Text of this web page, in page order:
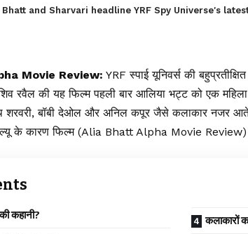
and Sharvari headline YRF Spy Universe's
Movie Review: YRF स्पाई यूनिवर्स की
रवैल की यह फिल्म पहली बार आलिया भट्ट को एक
शरवरी, बॉबी देओल और अनिल कपूर जैसे कलाकार नजर आते
के कारण फिल्म (Alia Bhatt Alpha Movie Review)
कहानी? कलाकारों